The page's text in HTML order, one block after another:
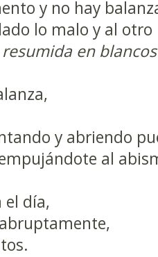
y no hay
lo malo y al otro
en
y abriendo
al
el día,